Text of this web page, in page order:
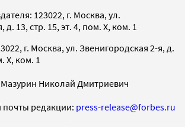
123022, г. Москва, ул.
13, стр. 15, эт. 4, пом. X, ком. 1
г. Москва, ул. Звенигородская 2-я, д.
X, ком. 1
Николай Дмитриевич
почты редакции: press-release@forbes.ru